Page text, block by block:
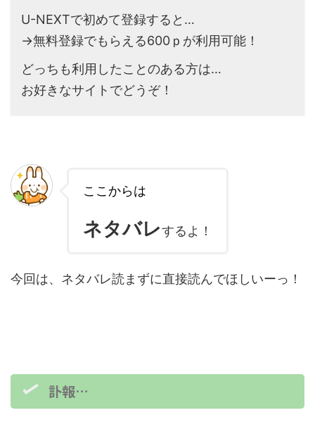
U-NEXTで初めて登録すると…
→無料登録でもらえる600ｐが利用可能！
どっちも利用したことのある方は…
お好きなサイトでどうぞ！
ここからは
ネタバレするよ！
今回は、ネタバレ読まずに直接読んでほしいーっ！
訃報…